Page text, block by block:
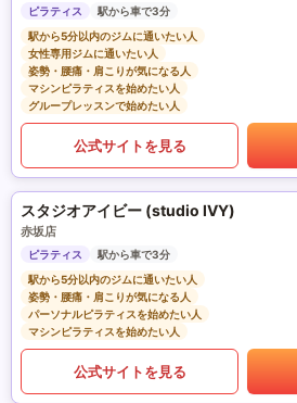
ピラティス
駅から車で3分
駅から5分以内のジムに通いたい人
女性専用ジムに通いたい人
姿勢・腰痛・肩こりが気になる人
マシンピラティスを始めたい人
グループレッスンで始めたい人
公式サイトを見る
スタジオアイビー (studio IVY)
赤坂店
ピラティス
駅から車で3分
駅から5分以内のジムに通いたい人
姿勢・腰痛・肩こりが気になる人
パーソナルピラティスを始めたい人
マシンピラティスを始めたい人
公式サイトを見る